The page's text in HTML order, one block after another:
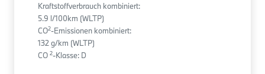
Kraftstoffverbrauch kombiniert:
5.9 l/100km (WLTP)
CO2-Emissionen kombiniert:
132 g/km (WLTP)
CO 2-Klasse: D